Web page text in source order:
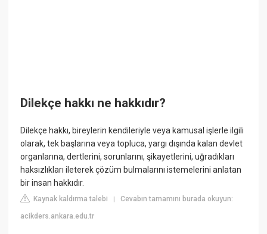
Dilekçe hakkı ne hakkıdır?
Dilekçe hakkı, bireylerin kendileriyle veya kamusal işlerle ilgili
olarak, tek başlarına veya topluca, yargı dışında kalan devlet
organlarına, dertlerini, sorunlarını, şikayetlerini, uğradıkları
haksızlıkları ileterek çözüm bulmalarını istemelerini anlatan
bir insan hakkıdır.
Kaynak kaldırma talebi |Cevabın tamamını burada okuyun:
acikders.ankara.edu.tr